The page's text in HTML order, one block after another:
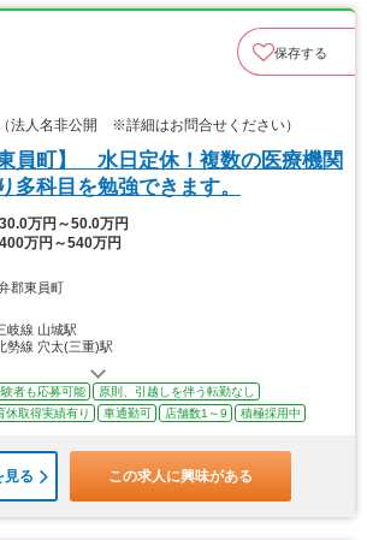
保存する
法人名非公開 ※詳細はお問合せください）
員町】 水日定休！複数の医療機関
多科目を勉強できます。
30.0万円～50.0万円
400万円～540万円
郡東員町
岐線 山城駅
勢線 穴太(三重)駅
者も応募可能
原則、引越しを伴う転勤なし
休取得実績有り 車通勤可 店舗数1～9 積極採用中
見る この求人に興味がある